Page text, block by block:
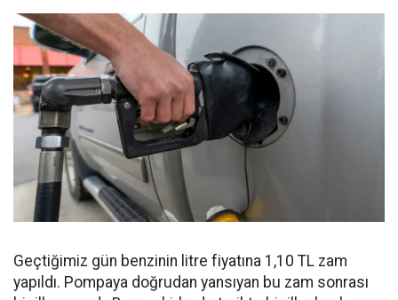
Geçtiğimiz gün benzinin litre fiyatına 1,10 TL zam
yapıldı. Pompaya doğrudan yansıyan bu zam sonrası